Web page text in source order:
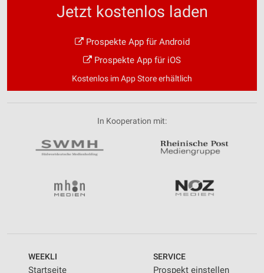
Jetzt kostenlos laden
Prospekte App für Android
Prospekte App für iOS
Kostenlos im App Store erhältlich
In Kooperation mit:
WEEKLI
Startseite
SERVICE
Prospekt einstellen